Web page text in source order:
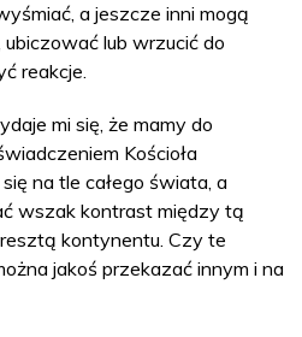
a jeszcze inni mogą
lub wrzucić do
reakcje.
mi się, że mamy do
Kościoła
na tle całego świata, a
wszak kontrast między tą
kontynentu. Czy te
jakoś przekazać innym i na